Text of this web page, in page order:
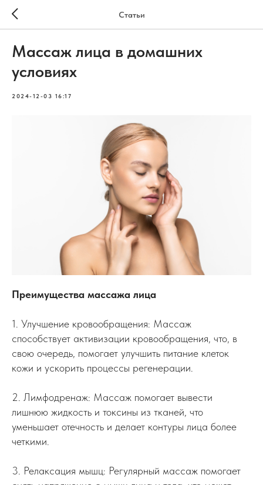
Статьи
Массаж лица в домашних
условиях
2024-12-03 16:17
Преимущества массажа лица
1. Улучшение кровообращения: Массаж
способствует активизации кровообращения, что, в
свою очередь, помогает улучшить питание клеток
кожи и ускорить процессы регенерации.
2. Лимфодренаж: Массаж помогает вывести
лишнюю жидкость и токсины из тканей, что
уменьшает отечность и делает контуры лица более
четкими.
3. Релаксация мышц: Регулярный массаж помогает